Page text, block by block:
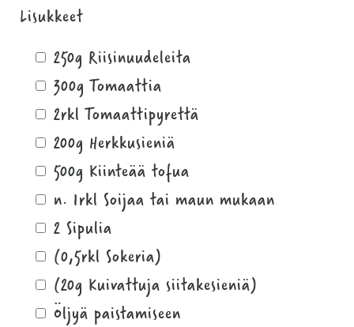
Lisukkeet
250g Riisinuudeleita
300g Tomaattia
2rkl Tomaattipyrettä
200g Herkkusieniä
500g Kiinteää tofua
n. 1rkl Soijaa tai maun mukaan
2 Sipulia
(0,5rkl Sokeria)
(20g Kuivattuja siitakesieniä)
Öljyä paistamiseen